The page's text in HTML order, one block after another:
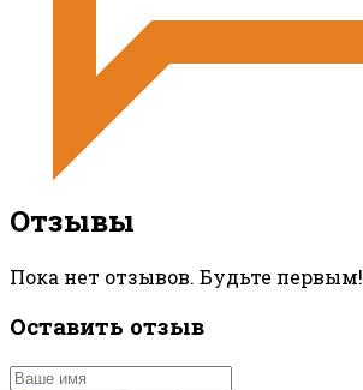
Отзывы
Пока нет отзывов. Будьте первым!
Оставить отзыв